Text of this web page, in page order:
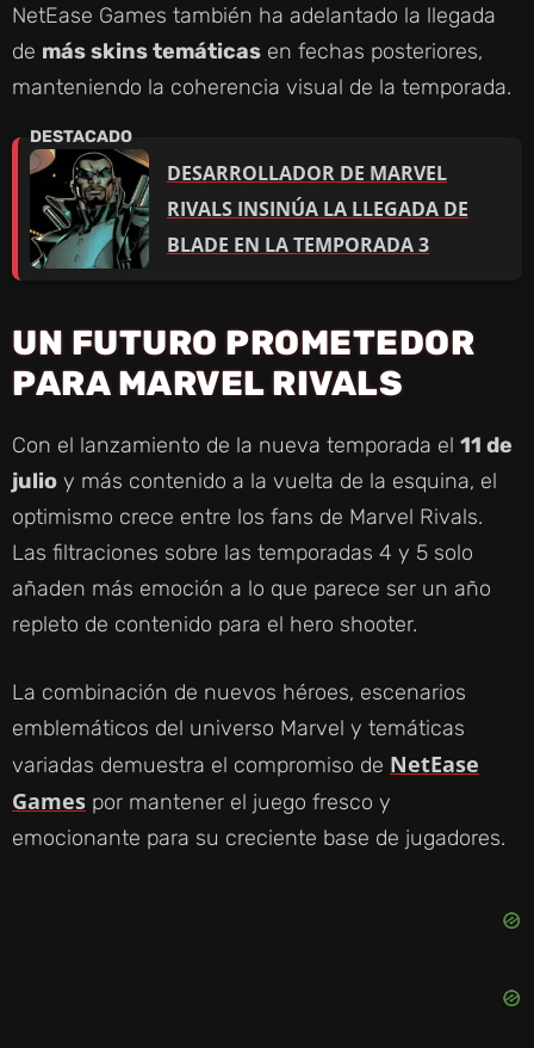
NetEase Games también ha adelantado la llegada
de más skins temáticas en fechas posteriores,
manteniendo la coherencia visual de la temporada.
DESARROLLADOR DE MARVEL
RIVALS INSINÚA LA LLEGADA DE
BLADE EN LA TEMPORADA 3
UN FUTURO PROMETEDOR
PARA MARVEL RIVALS
Con el lanzamiento de la nueva temporada el 11 de
julio y más contenido a la vuelta de la esquina, el
optimismo crece entre los fans de Marvel Rivals.
Las filtraciones sobre las temporadas 4 y 5 solo
añaden más emoción a lo que parece ser un año
repleto de contenido para el hero shooter.
La combinación de nuevos héroes, escenarios
emblemáticos del universo Marvel y temáticas
variadas demuestra el compromiso de NetEase
Games por mantener el juego fresco y
emocionante para su creciente base de jugadores.